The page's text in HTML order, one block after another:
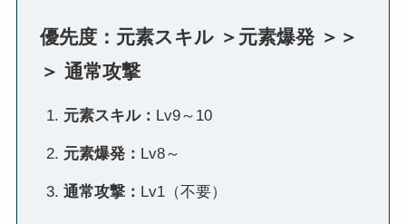
優先度：元素スキル ＞元素爆発 ＞＞
＞ 通常攻撃
元素スキル： Lv9～10
元素爆発： Lv8～
通常攻撃： Lv1（不要）